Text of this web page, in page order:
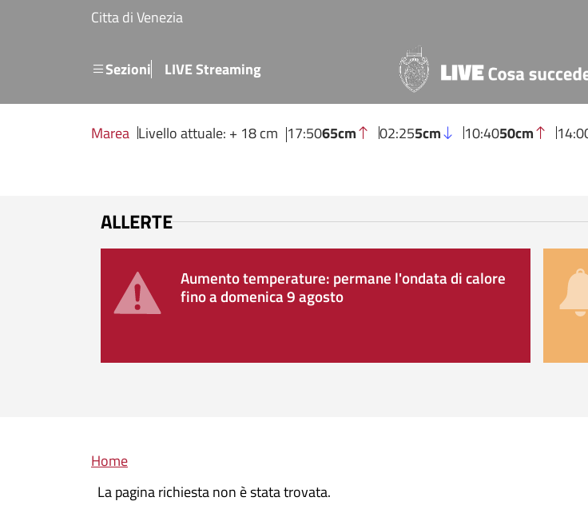
Salta al contenuto principale
Citta di Venezia
SezioniMenu secondario
LIVE Streaming
Marea Livello attuale: + 18 cm 17:5065cm 02:255cm 10:4050cm
ALLERTE
Aumento temperature: permane l'ondata di calore
fino a domenica 9 agosto
Briciole di pane
Home
La pagina richiesta non è stata trovata.